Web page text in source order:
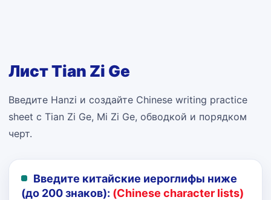
Лист Tian Zi Ge
Введите Hanzi и создайте Chinese writing practice
sheet с Tian Zi Ge, Mi Zi Ge, обводкой и порядком
черт.
Введите китайские иероглифы ниже
(до 200 знаков): (Chinese character lists)